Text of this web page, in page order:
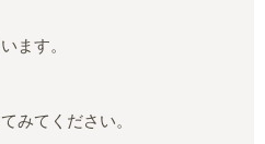
ます。
みてください。